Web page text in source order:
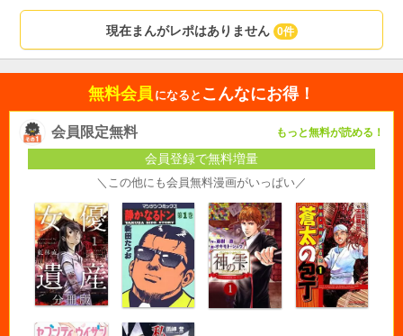
現在まんがレポはありません 0件
無料会員 になると こんなにお得！
会員限定無料 もっと無料が読める！
会員登録で無料増量
＼この他にも会員無料漫画がいっぱい／